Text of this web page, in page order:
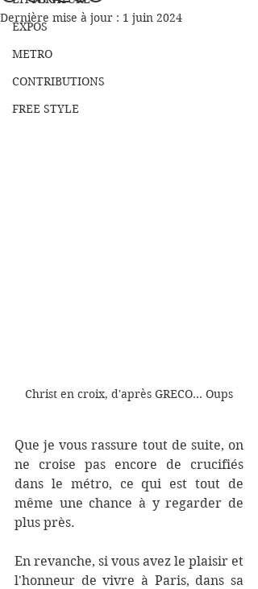
EXPOS
METRO
CONTRIBUTIONS
FREE STYLE
Dernière mise à jour : 1 juin 2024
Christ en croix, d'après GRECO... Oups
Que je vous rassure tout de suite, on
ne croise pas encore de crucifiés
dans le métro, ce qui est tout de
même une chance à y regarder de
plus près.
En revanche, si vous avez le plaisir et
l'honneur de vivre à Paris, dans sa